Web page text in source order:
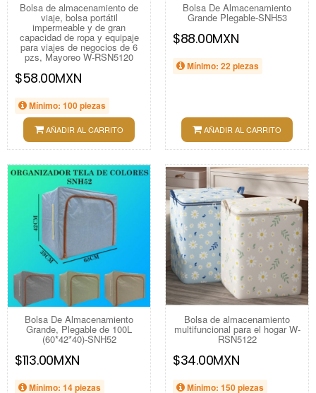
Bolsa de almacenamiento de
viaje, bolsa portátil
impermeable y de gran
capacidad de ropa y equipaje
para viajes de negocios de 6
pzs, Mayoreo W-RSN5120
$58.00MXN
Mínimo: 100 piezas
AÑADIR AL CARRITO
Bolsa De Almacenamiento
Grande Plegable-SNH53
$88.00MXN
Mínimo: 22 piezas
AÑADIR AL CARRITO
Bolsa De Almacenamiento
Grande, Plegable de 100L
(60*42*40)-SNH52
$113.00MXN
Mínimo: 14 piezas
Bolsa de almacenamiento
multifuncional para el hogar W-
RSN5122
$34.00MXN
Mínimo: 150 piezas